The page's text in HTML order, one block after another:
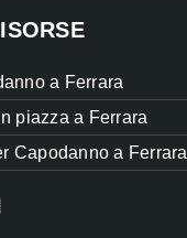
a Ferrara
piazza a Ferrara
Capodanno a Ferrara